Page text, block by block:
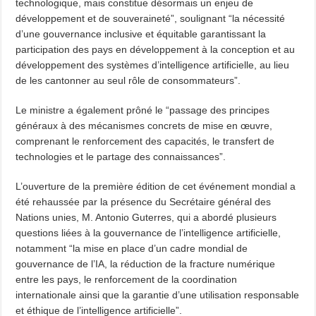
technologique, mais constitue désormais un enjeu de
développement et de souveraineté”, soulignant “la nécessité
d’une gouvernance inclusive et équitable garantissant la
participation des pays en développement à la conception et au
développement des systèmes d’intelligence artificielle, au lieu
de les cantonner au seul rôle de consommateurs”.
Le ministre a également prôné le “passage des principes
généraux à des mécanismes concrets de mise en œuvre,
comprenant le renforcement des capacités, le transfert de
technologies et le partage des connaissances”.
L’ouverture de la première édition de cet événement mondial a
été rehaussée par la présence du Secrétaire général des
Nations unies, M. Antonio Guterres, qui a abordé plusieurs
questions liées à la gouvernance de l’intelligence artificielle,
notamment “la mise en place d’un cadre mondial de
gouvernance de l’IA, la réduction de la fracture numérique
entre les pays, le renforcement de la coordination
internationale ainsi que la garantie d’une utilisation responsable
et éthique de l’intelligence artificielle”.